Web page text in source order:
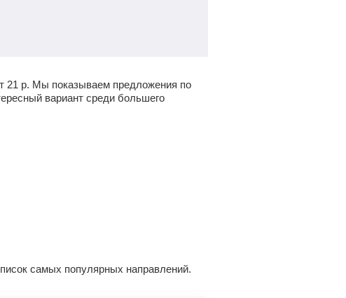
21 р. Мы показываем предложения по
вариант среди большего
самых популярных направлений.